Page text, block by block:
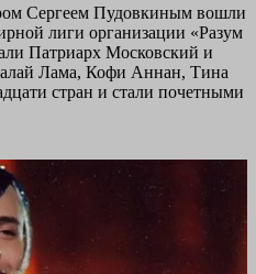
Сергеем Пудовкиным вошли
лиги организации «Разум
Патриарх Московский и
Лама, Кофи Аннан, Тина
стран и стали почетными